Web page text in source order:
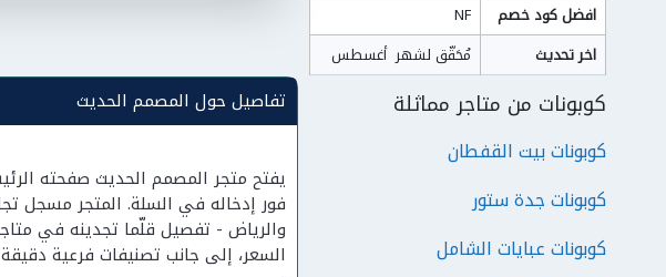
افضل كود خصم
NF
اخر تحديث
مُحَقّق لشهر  أغسطس
كوبونات من متاجر مماثلة
كوبونات بيت القفطان
كوبونات جدة ستور
كوبونات عبايات الشامل
تفاصيل حول المصمم الحديث
السعر، إلى جانب تصنيفات فرعية دقيقة